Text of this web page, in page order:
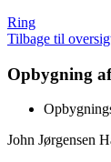
Ring
Tilbage til
Opbygning
John Jørgensen